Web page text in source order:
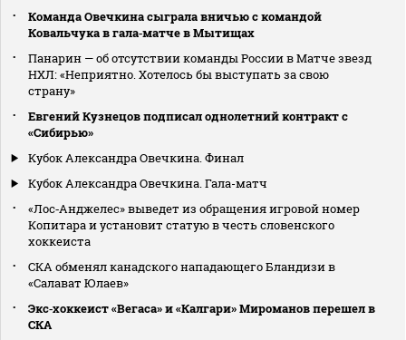
Команда Овечкина сыграла вничью с командой
Ковальчука в гала‑матче в Мытищах
Панарин — об отсутствии команды России в Матче звезд
НХЛ: «Неприятно. Хотелось бы выступать за свою
страну»
Евгений Кузнецов подписал однолетний контракт с
«Сибирью»
Кубок Александра Овечкина. Финал
Кубок Александра Овечкина. Гала-матч
«Лос‑Анджелес» выведет из обращения игровой номер
Копитара и установит статую в честь словенского
хоккеиста
СКА обменял канадского нападающего Бландизи в
«Салават Юлаев»
Экс‑хоккеист «Вегаса» и «Калгари» Мироманов перешел в
СКА